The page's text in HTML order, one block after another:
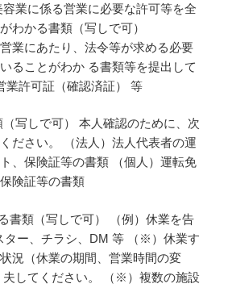
容業に係る営業に必要な許可等を全
わかる書類（写しで可）
業にあたり、法令等が求める必要
ることがわか る書類等を提出して
業許可証（確認済証） 等
（写しで可） 本人確認のために、次
ださい。 （法人）法人代表者の運
、保険証等の書類 （個人）運転免
険証等の書類
書類（写しで可） （例）休業を告
ター、チラシ、DM 等 （※）休業す
況（休業の期間、営業時間の変
夫してください。 （※）複数の施設